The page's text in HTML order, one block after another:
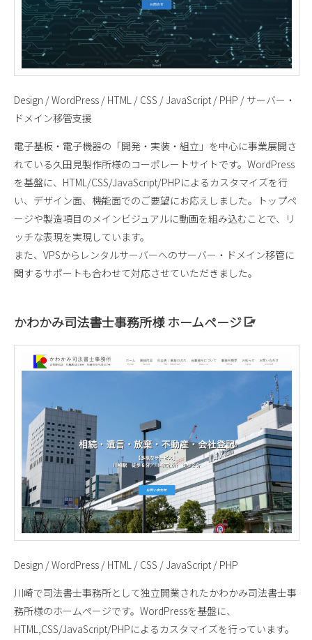
Design / WordPress / HTML / CSS / JavaScript / PHP / サーバー・
ドメイン移管支援
電子基板・電子機器の「開発・実装・組立」を中心に事業展開さ
れている久田見製作所様のコーポレートサイトです。WordPress
を基盤に、HTML/CSS/JavaScript/PHPによるカスタマイズを行
い、デザイン面、機能面でのご要望にお応えしました。トップペ
ージや製造項目のメインビジュアルに動画を組み込むことで、リ
ッチな表現を実現しています。
また、VPSからレンタルサーバーへのサーバー・ドメイン移管に
関するサポートも合わせて対応させていただきました。
かわかみ司法書士事務所様 ホームページ
Design / WordPress / HTML / CSS / JavaScript / PHP
川崎で司法書士事務所として独立開業されたかわかみ司法書士事
務所様のホームページです。WordPressを基盤に、
HTML,CSS/JavaScript/PHPによるカスタマイズを行っています。